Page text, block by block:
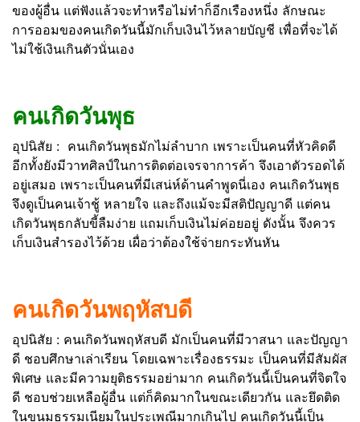
ของผู้อื่น แต่ฟังแล้วจะทำหรือไม่ทำก็อีกเรืองหนึ่ง ลักษณะ
การออมของคนเกิดวันนี้มักเก็บเงินไว้หลายบัญชี เพื่อที่จะได้
ไม่ใช้เงินเกินตัวนั่นเอง
คนเกิดวันพุธ
อุปนิสัย : คนเกิดวันพุธมักไม่ลำบาก เพราะเป็นคนที่หัวคิดดี
อีกทั้งยังมีวาทศิลป์ในการติดต่อเจรจาการค้า จึงเอาตัวรอดได้
อยู่เสมอ เพราะเป็นคนที่มีเสน่ห์ด้านคำพูดนี่เอง คนเกิดวันพุธ
จึงดูเป็นคนเจ้าชู้ หลายใจ และถึงแม้จะมีสติปัญญาดี แต่คน
เกิดวันพุธกลับขี้ลืมง่าย แถมเก็บเงินไม่ค่อยอยู่ ดังนั้น จึงควร
เก็บเงินสำรองไว้ด้วย เผื่อว่าต้องใช้จ่ายกระทันหัน
คนเกิดวันพฤหัสบดี
อุปนิสัย : คนเกิดวันพฤหัสบดี มักเป็นคนที่มีวาสนา และปัญญา
ดี ชอบศึกษาเล่าเรียน โดยเฉพาะเรื่องธรรมะ เป็นคนที่มีสัมผัส
พิเศษ และมีความยุติธรรมอย่ามาก คนเกิดวันนี้เป็นคนที่จิตใจ
ดี ชอบช่วยเหลือผู้อื่น แต่ก็คิดมากในขณะเดียวกัน และยึดติด
ในขนมธรรมเนียมในประเพณีมากเกินไป คนเกิดวันนี้เป็น